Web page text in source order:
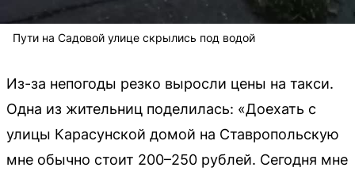
Пути на Садовой улице скрылись под водой
Из-за непогоды резко выросли цены на такси.
Одна из жительниц поделилась: «Доехать с
улицы Карасунской домой на Ставропольскую
мне обычно стоит 200–250 рублей. Сегодня мне